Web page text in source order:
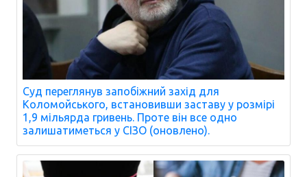
Суд переглянув запобіжний захід для
Коломойського, встановивши заставу у розмірі
1,9 мільярда гривень. Проте він все одно
залишатиметься у СІЗО (оновлено).